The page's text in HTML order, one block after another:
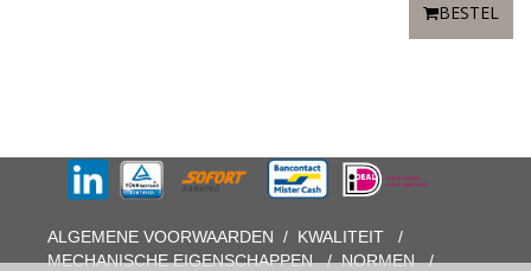
BESTEL
ALGEMENE VOORWAARDEN / KWALITEIT
/
MECHANISCHE EIGENSCHAPPEN/NORMEN/